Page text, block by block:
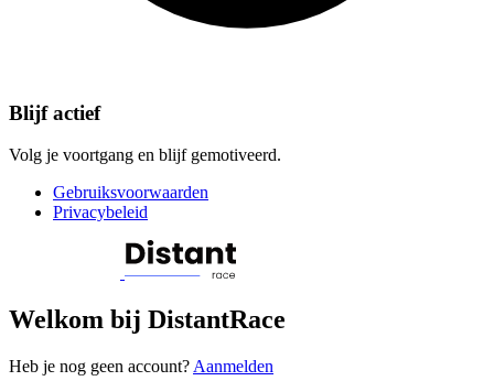
Blijf actief
Volg je voortgang en blijf gemotiveerd.
Gebruiksvoorwaarden
Privacybeleid
Welkom bij DistantRace
Heb je nog geen account? Aanmelden